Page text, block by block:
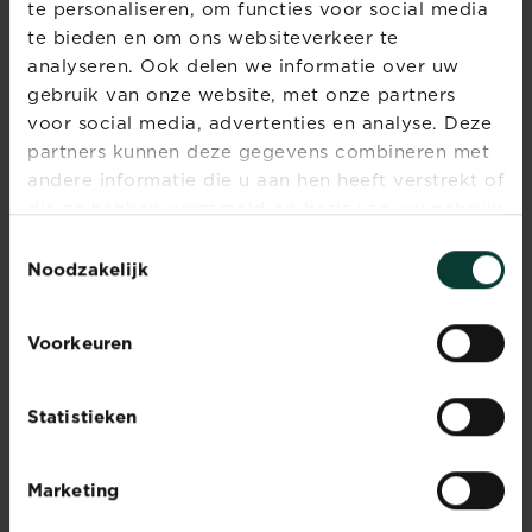
te personaliseren, om functies voor social media
te bieden en om ons websiteverkeer te
analyseren. Ook delen we informatie over uw
gebruik van onze website, met onze partners
voor social media, advertenties en analyse. Deze
partners kunnen deze gegevens combineren met
andere informatie die u aan hen heeft verstrekt of
die ze hebben verzameld op basis van uw gebruik
Noodzakelijk
Voorkeuren
Statistieken
Marketing
koeken van oliehoudende zaden). Het
gras zal traag en gezon groeien
(stikstof, fosfor en kalium) met een
robuust, frisgroen tapijt (magnesium)
als resultaat.
HOE GEBRUIK IK
SUBSTRAL
GAZONMEST
Gebruik bij voorkeur
(opening 32)
en ga tweemaal over het
een gelijkmatig resultaat. Verspreiden